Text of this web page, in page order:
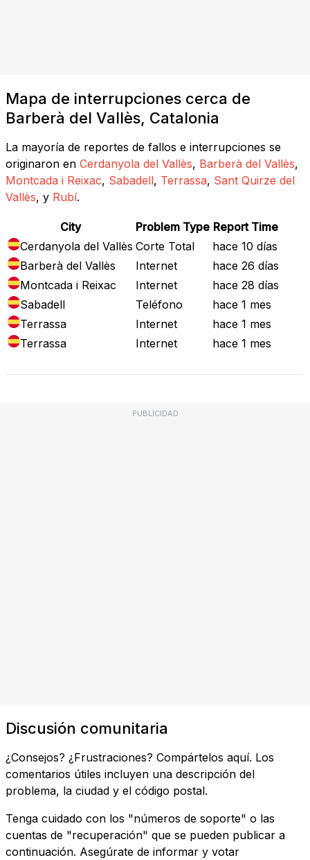
Mapa de interrupciones cerca de
Barberà del Vallès, Catalonia
La mayoría de reportes de fallos e interrupciones se
originaron en Cerdanyola del Vallès, Barberà del Vallès,
Montcada i Reixac, Sabadell, Terrassa, Sant Quirze del
Vallès, y Rubí.
City Problem Type Report Time
Cerdanyola del Vallès Corte Total
hace 10 días
Barberà del Vallès
Internet
hace 26 días
Montcada i Reixac
Internet
hace 28 días
Sabadell
Teléfono
hace 1 mes
Terrassa
Internet
hace 1 mes
Terrassa
Internet hace 1 mes
PUBLICIDAD
Discusión comunitaria
¿Consejos? ¿Frustraciones? Compártelos aquí. Los
comentarios útiles incluyen una descripción del
problema, la ciudad y el código postal.
Tenga cuidado con los "números de soporte" o las
cuentas de "recuperación" que se pueden publicar a
continuación. Asegúrate de informar y votar